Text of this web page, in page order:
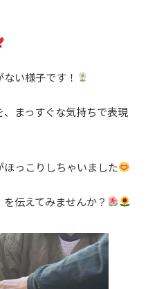
い様子です！
まっすぐな気持ちで表現
っこりしちゃいました
伝えてみませんか？